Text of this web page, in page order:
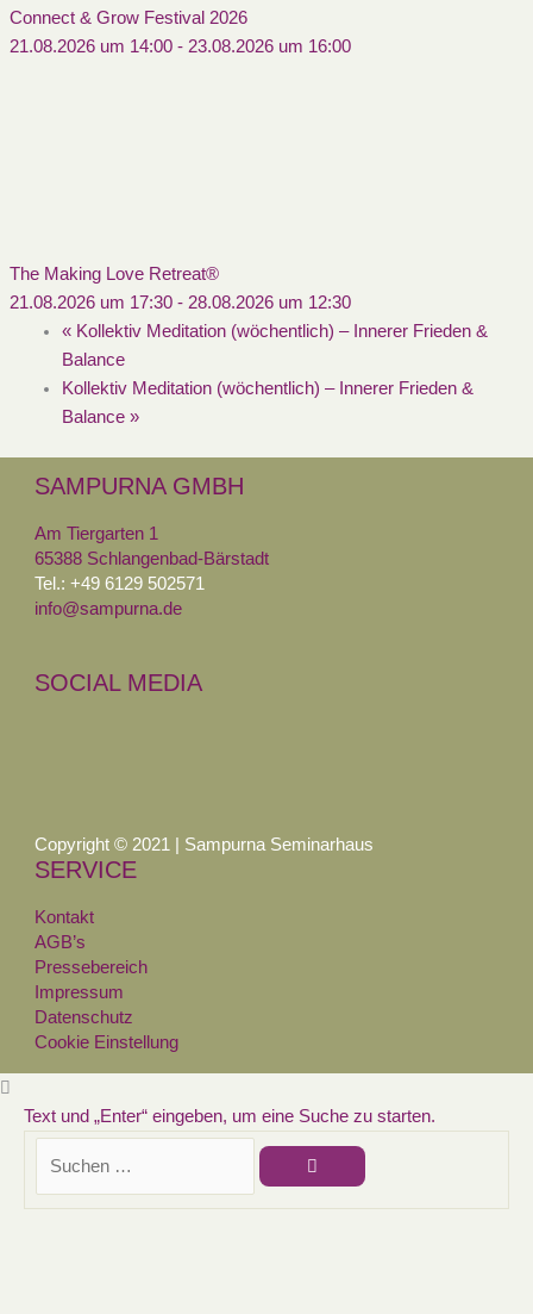
Connect & Grow Festival 2026
21.08.2026 um 14:00- 23.08.2026 um 16:00
The Making Love Retreat®
21.08.2026 um 17:30- 28.08.2026 um 12:30
«Kollektiv Meditation (wöchentlich) – Innerer Frieden &
Balance
Kollektiv Meditation (wöchentlich) – Innerer Frieden &
Balance »
SAMPURNA GMBH
Am Tiergarten 1
65388 Schlangenbad-Bärstadt
Tel.: +49 6129 502571
info@sampurna.de
SOCIAL MEDIA
Copyright © 2021 | Sampurna Seminarhaus
SERVICE
Kontakt
AGB’s
Pressebereich
Impressum
Datenschutz
Cookie Einstellung
Text und „Enter“ eingeben, um eine Suche zu starten.